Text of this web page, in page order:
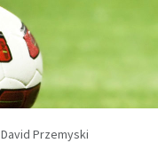
David Przemyski